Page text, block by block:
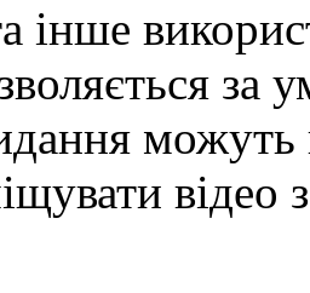
інше
можуть
відео